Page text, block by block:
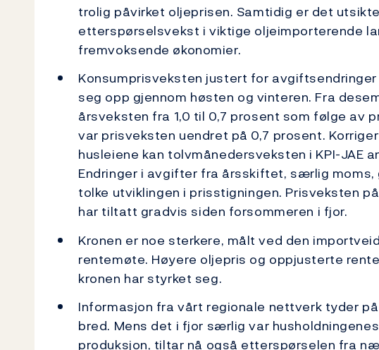
trolig påvirket oljeprisen. Samtidig er det
etterspørselsvekst i viktige oljeimporterende
fremvoksende økonomier.
Konsumprisveksten justert for avgiftsendringer
seg opp gjennom høsten og vinteren. Fra
årsveksten fra 1,0 til 0,7 prosent som følge av
var prisveksten uendret på 0,7 prosent.
husleiene kan tolvmånedersveksten i KPI-JAE
Endringer i avgifter fra årsskiftet, særlig moms,
tolke utviklingen i prisstigningen. Prisveksten
har tiltatt gradvis siden forsommeren i fjor.
Kronen er noe sterkere, målt ved den
rentemøte. Høyere oljepris og oppjusterte
kronen har styrket seg.
Informasjon fra vårt regionale nettverk tyder
bred. Mens det i fjor særlig var
produksjon, tiltar nå også etterspørselen fra